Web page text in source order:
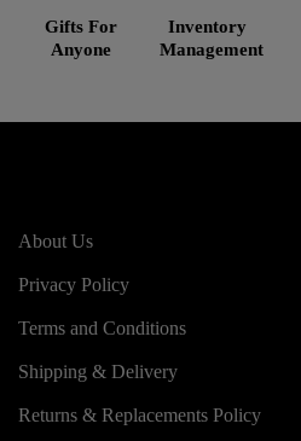
Gifts For
Anyone
Inventory
Management
About Us
Privacy Policy
Terms and Conditions
Shipping & Delivery
Returns & Replacements Policy